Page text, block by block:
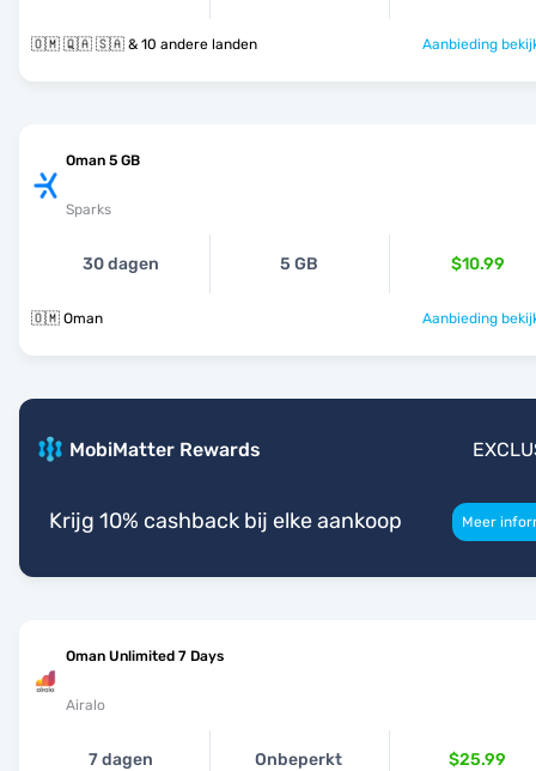
🇴🇲 🇶🇦 🇸🇦 & 10 andere landen Aanbieding
Oman 5 GB
Sparks
30 dagen 5 GB $10.99
🇴🇲 Oman Aanbieding
MobiMatter Rewards
Krijg 10% cashback bij elke aankoop Meer
Oman Unlimited 7 Days
Airalo
7 dagen Onbeperkt $25.99